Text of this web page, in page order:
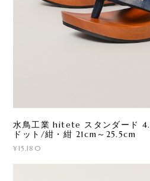
水鳥工業 hitete スタンダード
ドット/紺・紺 21cm～25.5cm
¥15,180